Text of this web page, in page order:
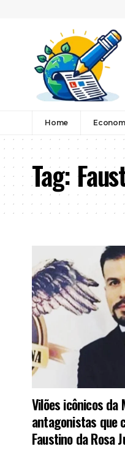
Home
Tag:
Vilões icônicos da
antagonistas que
Faustino da Rosa